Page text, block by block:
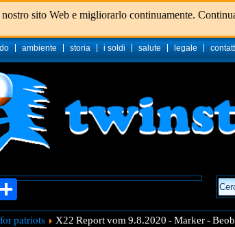
sito Web e migliorarlo continuamente.
ambiente storia i soldi salute legale
patriots X22 Report vom 9.8.2020 - Marker -